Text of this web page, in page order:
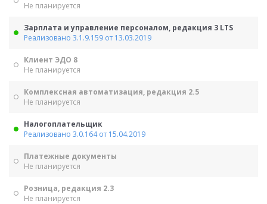
Не планируется
Зарплата и управление персоналом, редакция 3 LTS
Реализовано 3.1.9.159 от 13.03.2019
Клиент ЭДО 8
Не планируется
Комплексная автоматизация, редакция 2.5
Не планируется
Налогоплательщик
Реализовано 3.0.164 от 15.04.2019
Платежные документы
Не планируется
Розница, редакция 2.3
Не планируется